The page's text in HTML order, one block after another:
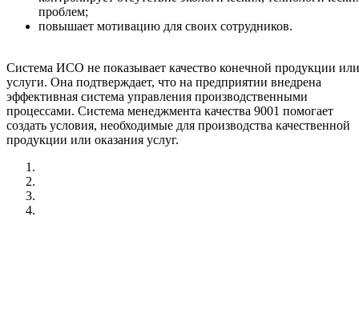
проблем;
повышает мотивацию для своих сотрудников.
Система ИСО не показывает качество конечной продукции или
услуги. Она подтверждает, что на предприятии внедрена
эффективная система управления производственными
процессами. Система менеджмента качества 9001 помогает
создать условия, необходимые для производства качественной
продукции или оказания услуг.